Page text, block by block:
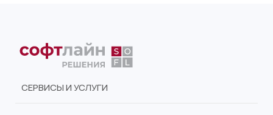
СЕРВИСЫ И УСЛУГИ